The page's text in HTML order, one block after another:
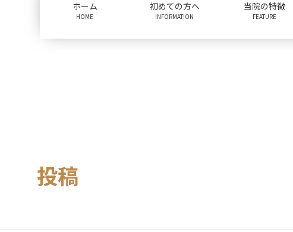
ホーム
HOME
初めての方へ
INFORMATION
当院の特徴
FEATURE
投稿